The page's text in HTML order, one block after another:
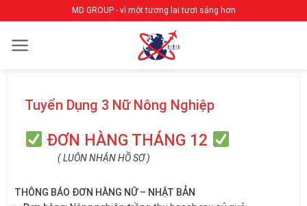
qua
nội
MD GROUP - vì một tương lai tươi sáng hơn
Tuyển Dụng 3 Nữ Nông Nghiệp
ĐƠN HÀNG THÁNG 12
( LUÔN NHẬN HỒ SƠ )
THÔNG BÁO ĐƠN HÀNG NỮ – NHẬT BẢN